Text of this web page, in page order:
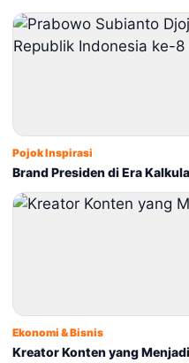
Pojok Inspirasi
Brand Presiden di Era
Ekonomi & Bisnis
Kreator Konten yang